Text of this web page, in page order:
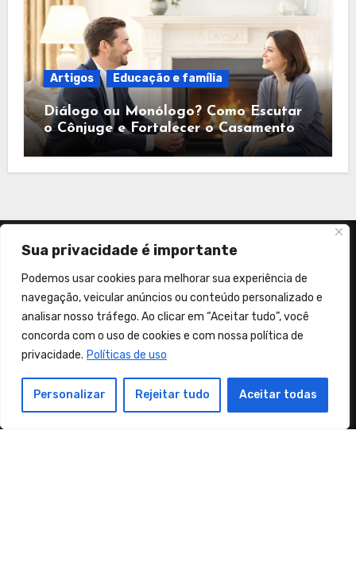
Sua privacidade é importante
Podemos usar cookies para melhorar sua experiência de
navegação, veicular anúncios ou conteúdo personalizado e
analisar nosso tráfego. Ao clicar em “Aceitar tudo”, você
concorda com o uso de cookies e com nossa política de
privacidade. Políticas de uso
Personalizar Rejeitar tudo Aceitar todas
Artigos Educação e família
Diálogo ou Monólogo? Como Escutar
o Cônjuge e Fortalecer o Casamento
Sementes de Coragem e Fé
"No mundo haveis de ter aflições. Coragem! Eu venci o
mundo." (João 16:33)